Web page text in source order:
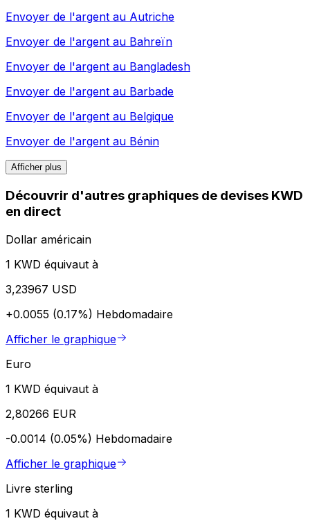
Envoyer de l'argent au Autriche
Envoyer de l'argent au Bahreïn
Envoyer de l'argent au Bangladesh
Envoyer de l'argent au Barbade
Envoyer de l'argent au Belgique
Envoyer de l'argent au Bénin
Afficher plus
Découvrir d'autres graphiques de devises KWD
en direct
Dollar américain
1 KWD équivaut à
3,23967 USD
+0.0055 (0.17%) Hebdomadaire
Afficher le graphique
Euro
1 KWD équivaut à
2,80266 EUR
-0.0014 (0.05%) Hebdomadaire
Afficher le graphique
Livre sterling
1 KWD équivaut à